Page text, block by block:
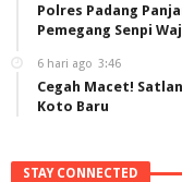
Polres Padang
Pemegang Senpi
6 hari ago 3:46
Cegah Macet!
Koto Baru
STAY CONNECTED